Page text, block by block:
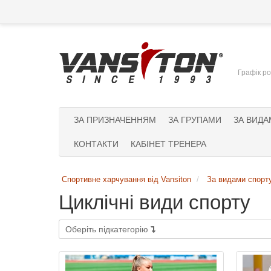
Графік
ЗА ПРИЗНАЧЕННЯМ ЗА ГРУПАМИ ЗА
КОНТАКТИ КАБІНЕТ ТРЕНЕРА
Спортивне харчування від Vansiton За видами
Циклічні види спорту
Оберіть підкатегорію